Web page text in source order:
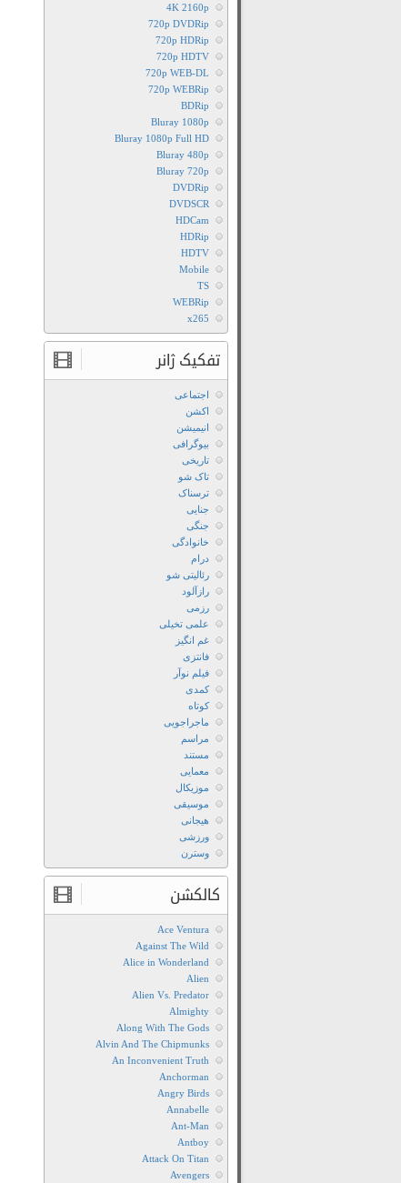
4K 2160p
720p DVDRip
720p HDRip
720p HDTV
720p WEB-DL
720p WEBRip
BDRip
Bluray 1080p
Bluray 1080p Full HD
Bluray 480p
Bluray 720p
DVDRip
DVDSCR
HDCam
HDRip
HDTV
Mobile
TS
WEBRip
x265
تفکیک ژانر
اجتماعی
اکشن
انیمیشن
بیوگرافی
تاریخی
تاک شو
ترسناک
جنایی
جنگی
خانوادگی
درام
رئالیتی شو
رازآلود
رزمی
علمی تخیلی
غم انگیز
فانتزی
فیلم نوآر
کمدی
کوتاه
ماجراجویی
مراسم
مستند
معمایی
موزیکال
موسیقی
هیجانی
ورزشی
وسترن
کالکشن
Ace Ventura
Against The Wild
Alice in Wonderland
Alien
Alien Vs. Predator
Almighty
Along With The Gods
Alvin And The Chipmunks
An Inconvenient Truth
Anchorman
Angry Birds
Annabelle
Ant-Man
Antboy
Attack On Titan
Avengers